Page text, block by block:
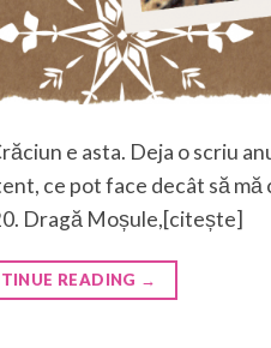
e asta. Deja o scriu
ce pot face decât să
Dragă Moșule,[citește]
READING →